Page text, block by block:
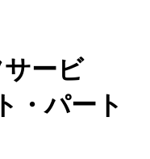
ービ
・パート